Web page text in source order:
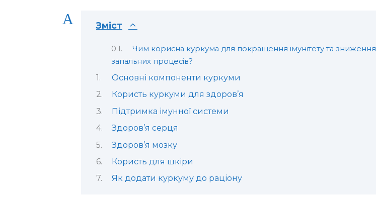
A Зміст
Чим корисна куркума для покращення імунітету та зниження
запальних процесів?
Основні компоненти куркуми
Користь куркуми для здоров’я
Підтримка імунної системи
Здоров’я серця
Здоров’я мозку
Користь для шкіри
Як додати куркуму до раціону